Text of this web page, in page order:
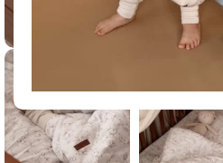
Click to enlarge